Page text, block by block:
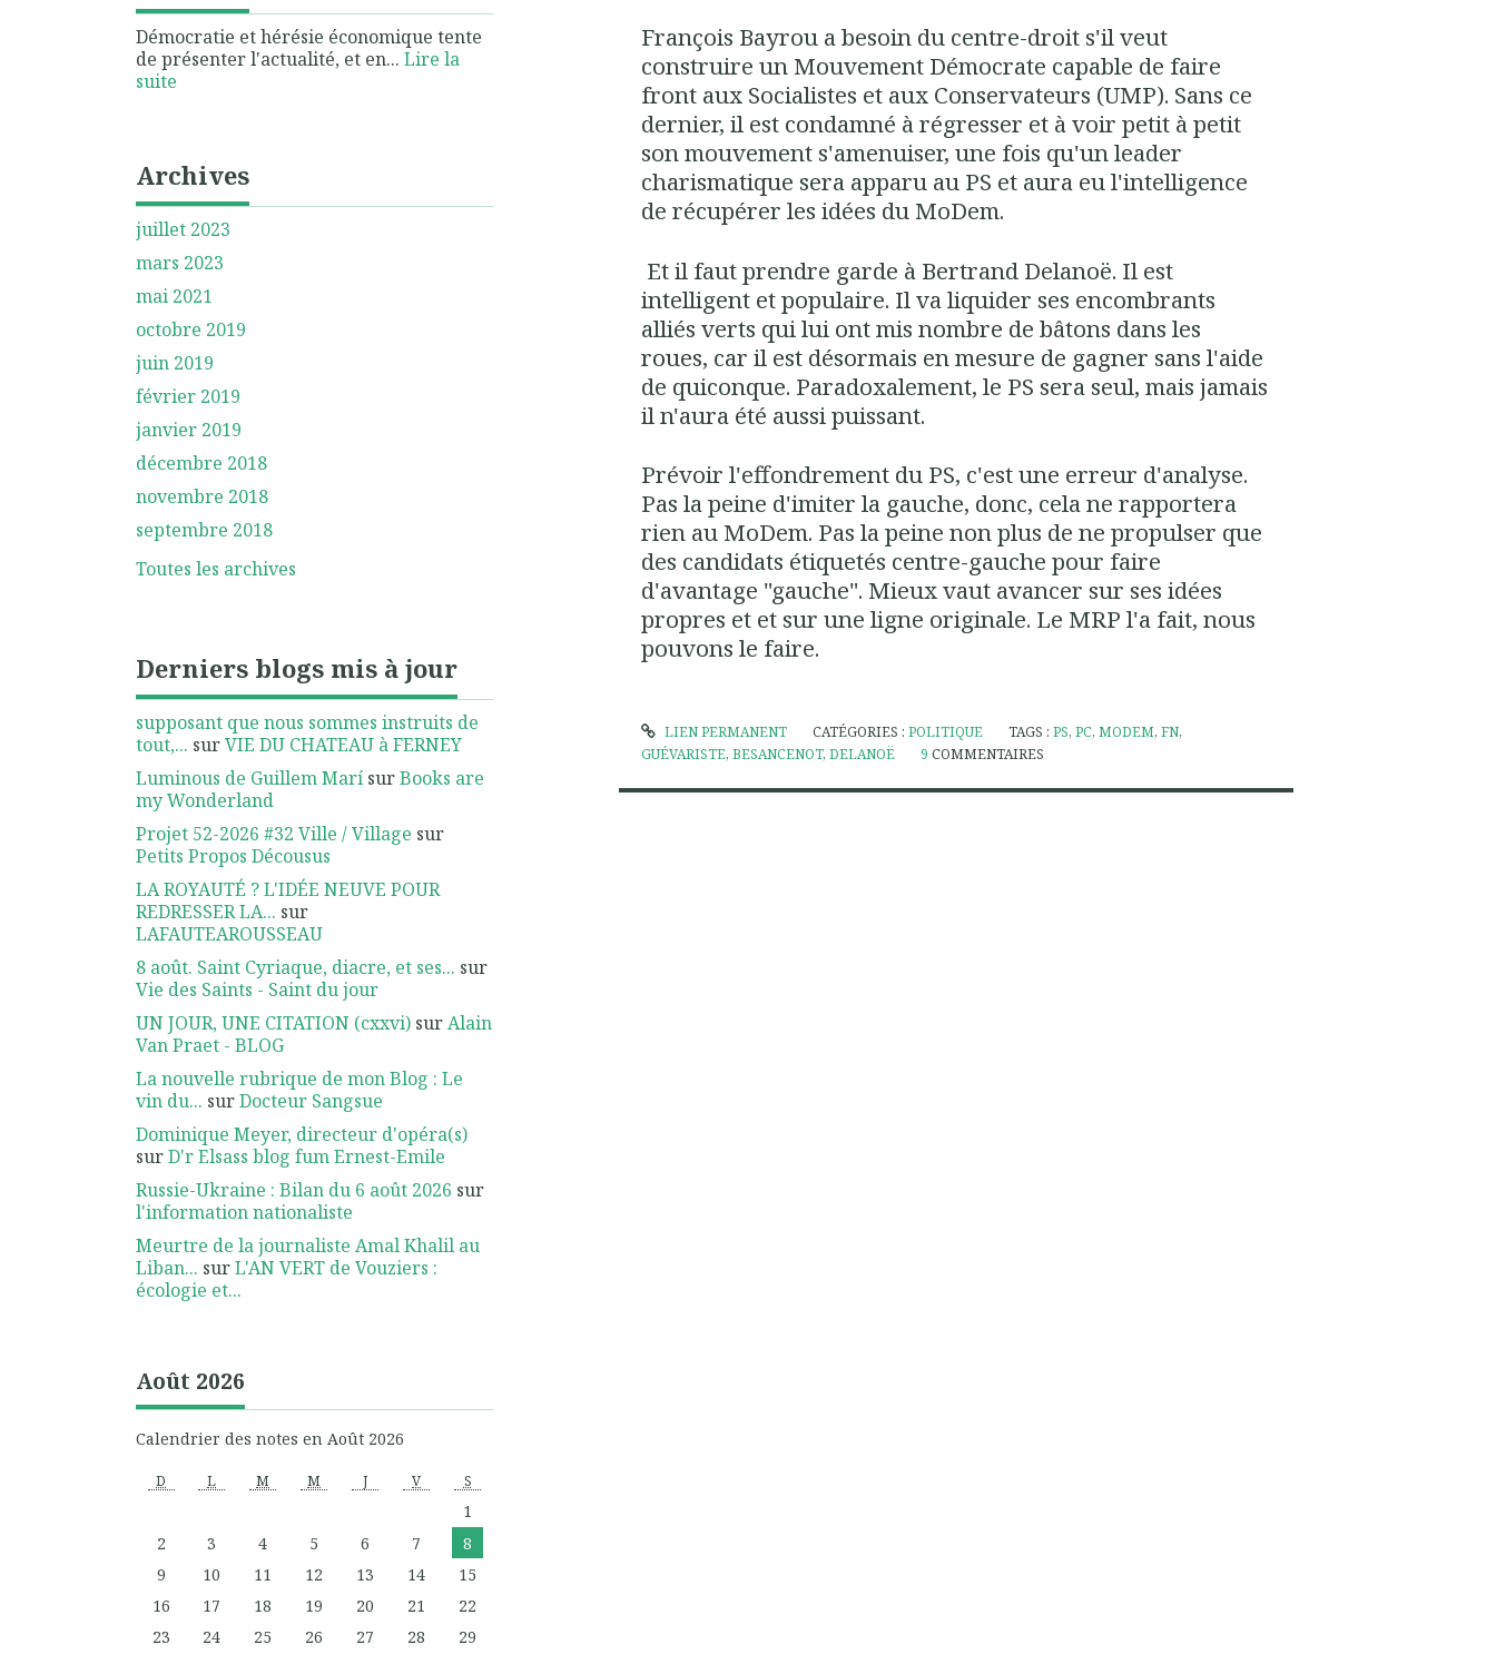
Démocratie et hérésie économique tente
de présenter l'actualité, et en... Lire la
suite
Archives
juillet 2023
mars 2023
mai 2021
octobre 2019
juin 2019
février 2019
janvier 2019
décembre 2018
novembre 2018
septembre 2018
Toutes les archives
Derniers blogs mis à jour
supposant que nous sommes instruits de
tout,... surVIE DU CHATEAU à FERNEY
Luminous de Guillem Marí surBooks are
my Wonderland
Projet 52-2026 #32 Ville / Village sur
Petits Propos Décousus
LA ROYAUTÉ ? L'IDÉE NEUVE POUR
REDRESSER LA... sur
LAFAUTEAROUSSEAU
8 août. Saint Cyriaque, diacre, et ses... sur
Vie des Saints - Saint du jour
UN JOUR, UNE CITATION (cxxvi) surAlain
Van Praet - BLOG
La nouvelle rubrique de mon Blog : Le
vin du... surDocteur Sangsue
Dominique Meyer, directeur d'opéra(s)
surD'r Elsass blog fum Ernest-Emile
Russie-Ukraine : Bilan du 6 août 2026 sur
l'information nationaliste
Meurtre de la journaliste Amal Khalil au
Liban... surL'AN VERT de Vouziers :
écologie et...
Août 2026
Calendrier des notes en Août 2026
D L M M J V S
1
2
3 4 5 6 7
8
9
10 11 12 13 14
15
16
17 18 19 20 21
22
23
24 25 26 27 28 29
François Bayrou a besoin du centre-droit s'il veut
construire un Mouvement Démocrate capable de faire
front aux Socialistes et aux Conservateurs (UMP). Sans ce
dernier, il est condamné à régresser et à voir petit à petit
son mouvement s'amenuiser, une fois qu'un leader
charismatique sera apparu au PS et aura eu l'intelligence
de récupérer les idées du MoDem.
Et il faut prendre garde à Bertrand Delanoë. Il est
intelligent et populaire. Il va liquider ses encombrants
alliés verts qui lui ont mis nombre de bâtons dans les
roues, car il est désormais en mesure de gagner sans l'aide
de quiconque. Paradoxalement, le PS sera seul, mais jamais
il n'aura été aussi puissant.
Prévoir l'effondrement du PS, c'est une erreur d'analyse.
Pas la peine d'imiter la gauche, donc, cela ne rapportera
rien au MoDem. Pas la peine non plus de ne propulser que
des candidats étiquetés centre-gauche pour faire
d'avantage "gauche". Mieux vaut avancer sur ses idées
propres et et sur une ligne originale. Le MRP l'a fait, nous
pouvons le faire.
LIEN PERMANENT CATÉGORIES : POLITIQUE TAGS : PS, PC, MODEM, FN,
GUÉVARISTE,BESANCENOT,DELANOË 9 COMMENTAIRES